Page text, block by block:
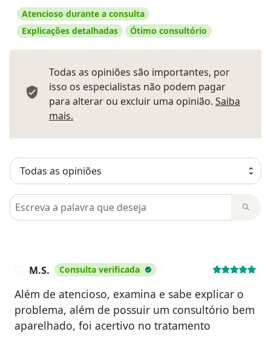
Atencioso durante a consulta
Explicações detalhadas
Ótimo consultório
Todas as opiniões são importantes, por
isso os especialistas não podem pagar
para alterar ou excluir uma opinião. Saiba
mais.
Pesquisar em opiniões
M.S. Consulta verificada
Além de atencioso, examina e sabe explicar o
problema, além de possuir um consultório bem
aparelhado, foi acertivo no tratamento